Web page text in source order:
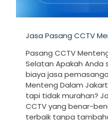
Jasa Pasang CCTV
Pasang CCTV
Selatan Apakah
biaya jasa
Menteng Dalam
tapi tidak murahan?
CCTV yang benar-
terbaik tanpa